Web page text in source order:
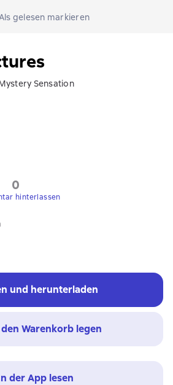
gelesen markieren
Sensation
0
hinterlassen
und herunterladen
Warenkorb legen
der App lesen